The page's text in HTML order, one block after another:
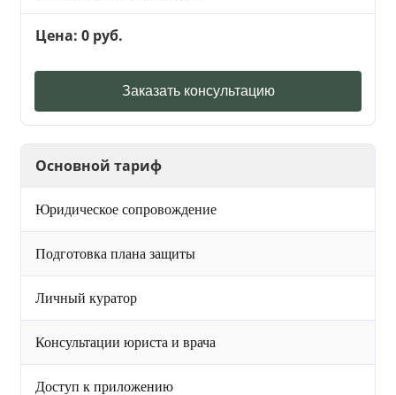
Цена: 0 руб.
Заказать консультацию
Основной тариф
Юридическое сопровождение
Подготовка плана защиты
Личный куратор
Консультации юриста и врача
Доступ к приложению